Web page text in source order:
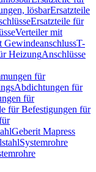
lösbarErsatzteile
Ersatzteile für
Verteiler mit
GewindeanschlussT-
HeizungAnschlüsse
für
Abdichtungen für
für
für Befestigungen für
Geberit Mapress
Systemrohre